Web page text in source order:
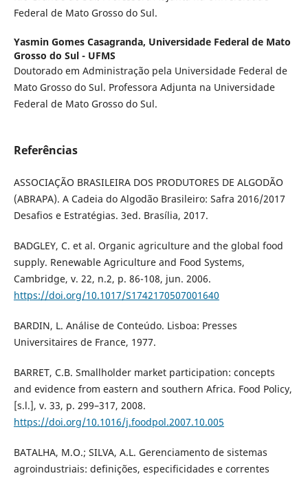
Federal de Mato Grosso do Sul.
Yasmin Gomes Casagranda, Universidade Federal de Mato
Grosso do Sul - UFMS
Doutorado em Administração pela Universidade Federal de
Mato Grosso do Sul. Professora Adjunta na Universidade
Federal de Mato Grosso do Sul.
Referências
ASSOCIAÇÃO BRASILEIRA DOS PRODUTORES DE ALGODÃO
(ABRAPA). A Cadeia do Algodão Brasileiro: Safra 2016/2017
Desafios e Estratégias. 3ed. Brasília, 2017.
BADGLEY, C. et al. Organic agriculture and the global food
supply. Renewable Agriculture and Food Systems,
Cambridge, v. 22, n.2, p. 86-108, jun. 2006.
https://doi.org/10.1017/S1742170507001640
BARDIN, L. Análise de Conteúdo. Lisboa: Presses
Universitaires de France, 1977.
BARRET, C.B. Smallholder market participation: concepts
and evidence from eastern and southern Africa. Food Policy,
[s.l.], v. 33, p. 299–317, 2008.
https://doi.org/10.1016/j.foodpol.2007.10.005
BATALHA, M.O.; SILVA, A.L. Gerenciamento de sistemas
agroindustriais: definições, especificidades e correntes